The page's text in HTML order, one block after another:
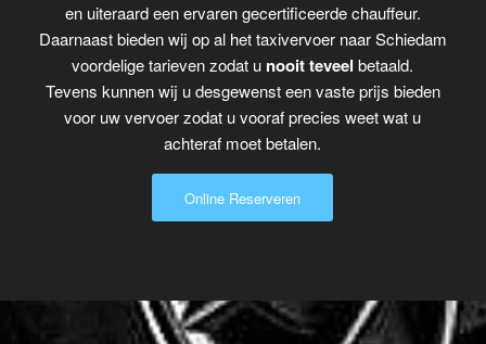
en uiteraard een ervaren gecertificeerde chauffeur.
Daarnaast bieden wij op al het taxivervoer naar Schiedam
voordelige tarieven zodat u nooit teveel betaald.
Tevens kunnen wij u desgewenst een vaste prijs bieden
voor uw vervoer zodat u vooraf precies weet wat u
achteraf moet betalen.
Online Reserveren